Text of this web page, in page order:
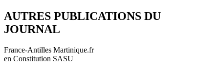
AUTRES PUBLICATIONS DU
JOURNAL
France-Antilles Martinique.fr
en Constitution SASU